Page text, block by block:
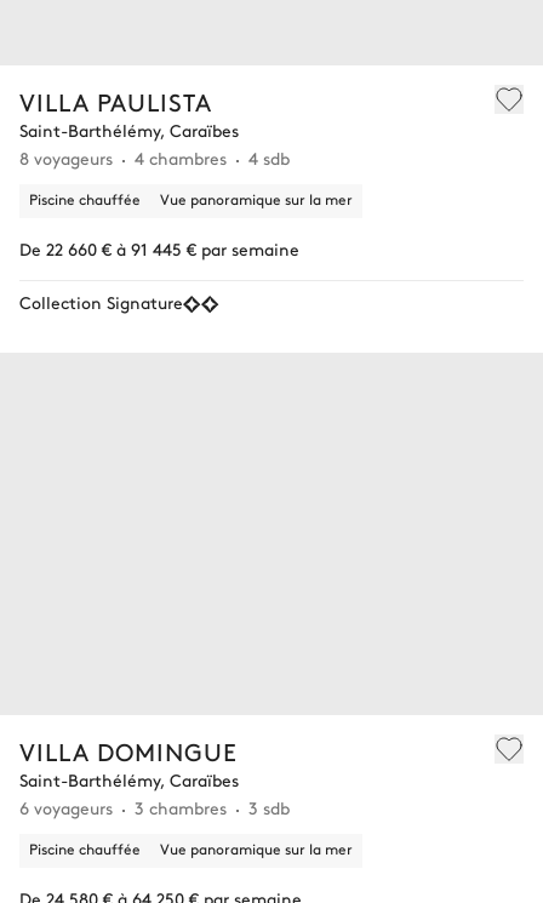
VILLA PAULISTA
Saint-Barthélémy, Caraïbes
8 voyageurs
4 chambres 4 sdb
Piscine chauffée Vue panoramique sur la mer
De 22 660 € à 91 445 € par semaine
Collection Signature
VILLA DOMINGUE
Saint-Barthélémy, Caraïbes
6 voyageurs
3 chambres 3 sdb
Piscine chauffée Vue panoramique sur la mer
De 24 580 € à 64 250 € par semaine